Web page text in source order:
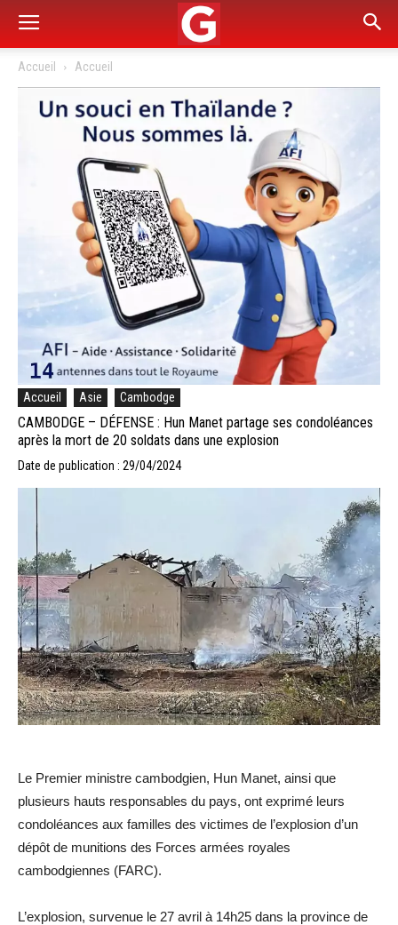
Accueil Accueil
Accueil Asie Cambodge
CAMBODGE – DÉFENSE : Hun Manet partage ses condoléances
après la mort de 20 soldats dans une explosion
Date de publication : 29/04/2024
Le Premier ministre cambodgien, Hun Manet, ainsi que
plusieurs hauts responsables du pays, ont exprimé leurs
condoléances aux familles des victimes de l’explosion d’un
dépôt de munitions des Forces armées royales
cambodgiennes (FARC).
L’explosion, survenue le 27 avril à 14h25 dans la province de